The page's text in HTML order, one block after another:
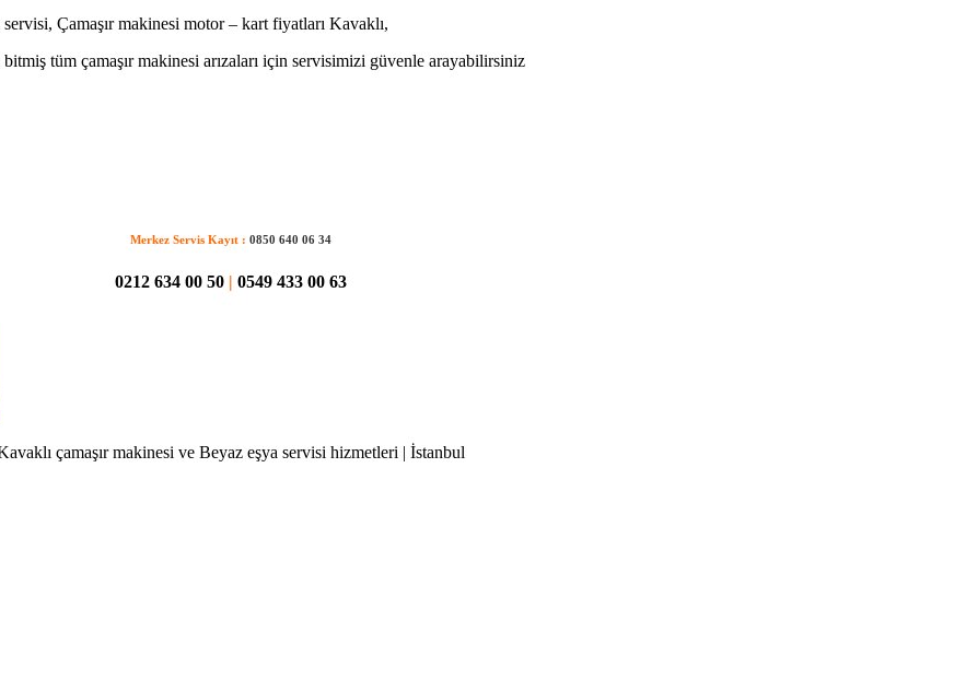
Çamaşır makinesi motor – kart fiyatları Kavaklı,
tüm çamaşır makinesi arızaları için servisimizi güvenle arayabilirsiniz
Merkez Servis Kayıt : 0850 640 06 34
0212 634 00 50 0549 433 00 63
çamaşır makinesi ve Beyaz eşya servisi hizmetleri | İstanbul